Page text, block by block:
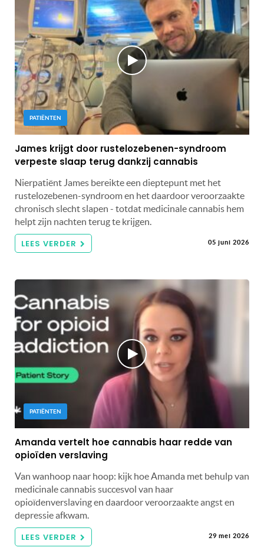
PATIËNTEN
James krijgt door rustelozebenen-syndroom
verpeste slaap terug dankzij cannabis
Nierpatiënt James bereikte een dieptepunt met het
rustelozebenen-syndroom en het daardoor veroorzaakte
chronisch slecht slapen - totdat medicinale cannabis hem
helpt zijn nachten terug te krijgen.
LEES VERDER 05 juni 2026
PATIËNTEN
Amanda vertelt hoe cannabis haar redde van
opioïden verslaving
Van wanhoop naar hoop: kijk hoe Amanda met behulp van
medicinale cannabis succesvol van haar
opioïdenverslaving en daardoor veroorzaakte angst en
depressie afkwam.
LEES VERDER 29 mei 2026